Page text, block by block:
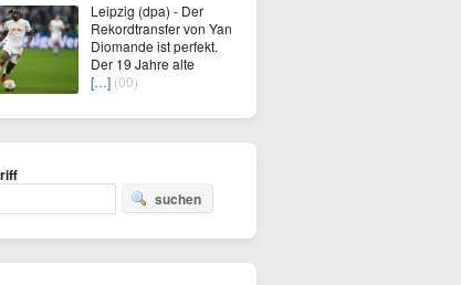
Leipzig (dpa) - Der
Rekordtransfer von Yan
Diomande ist perfekt.
Der 19 Jahre alte
[…] (00)
suchen